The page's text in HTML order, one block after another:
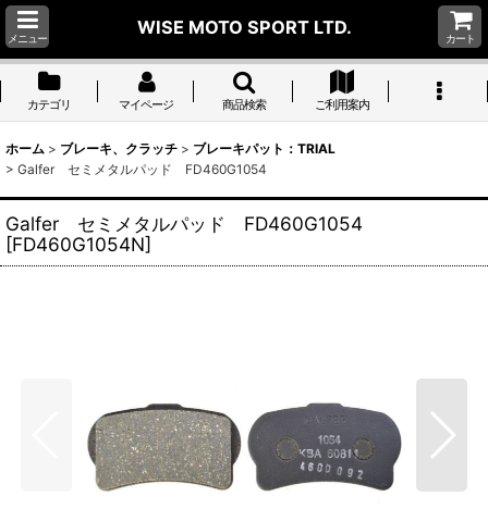
メニュー
WISE MOTO SPORT LTD.
カート
カテゴリ マイページ 商品検索 ご利用案内
ホーム > ブレーキ、クラッチ > ブレーキパット：TRIAL
> Galfer セミメタルパッド FD460G1054
Galfer セミメタルパッド FD460G1054
[FD460G1054N]